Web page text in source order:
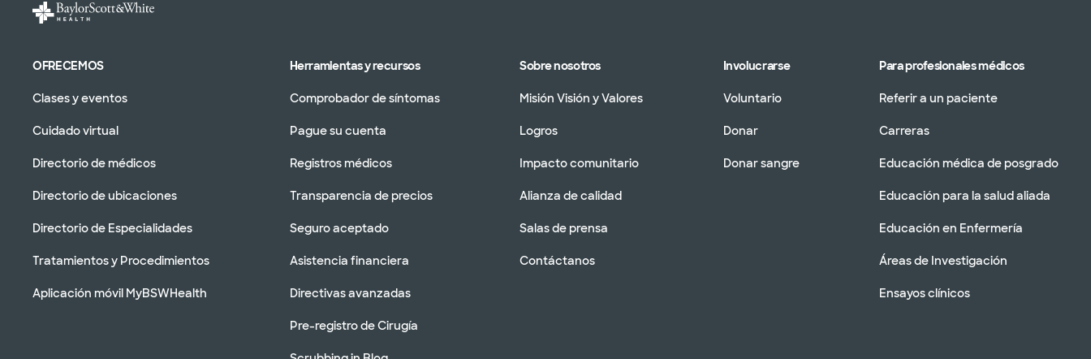
OFRECEMOS
Clases y eventos
Cuidado virtual
Directorio de médicos
Directorio de ubicaciones
Directorio de Especialidades
Tratamientos y Procedimientos
Aplicación móvil MyBSWHealth
Herramientas y recursos
Comprobador de síntomas
Pague su cuenta
Registros médicos
Transparencia de precios
Seguro aceptado
Asistencia financiera
Directivas avanzadas
Pre-registro de Cirugía
Sobre nosotros
Misión Visión y Valores
Logros
Impacto comunitario
Alianza de calidad
Salas de prensa
Contáctanos
Involucrarse
Voluntario
Donar
Donar sangre
Para profesionales médicos
Referir a un paciente
Carreras
Educación médica de posgrado
Educación para la salud aliada
Educación en Enfermería
Áreas de Investigación
Ensayos clínicos